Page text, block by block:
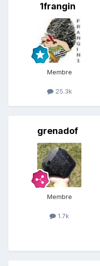
1frangin
Membre
25.3k
grenadof
Membre
1.7k